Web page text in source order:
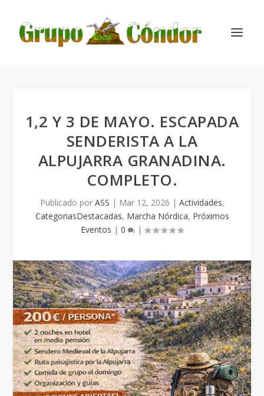
1,2 Y 3 DE MAYO. ESCAPADA
SENDERISTA A LA
ALPUJARRA GRANADINA.
COMPLETO.
Publicado por ASS | Mar 12, 2026 | Actividades,
CategoriasDestacadas, Marcha Nórdica, Próximos
Eventos | 0 |